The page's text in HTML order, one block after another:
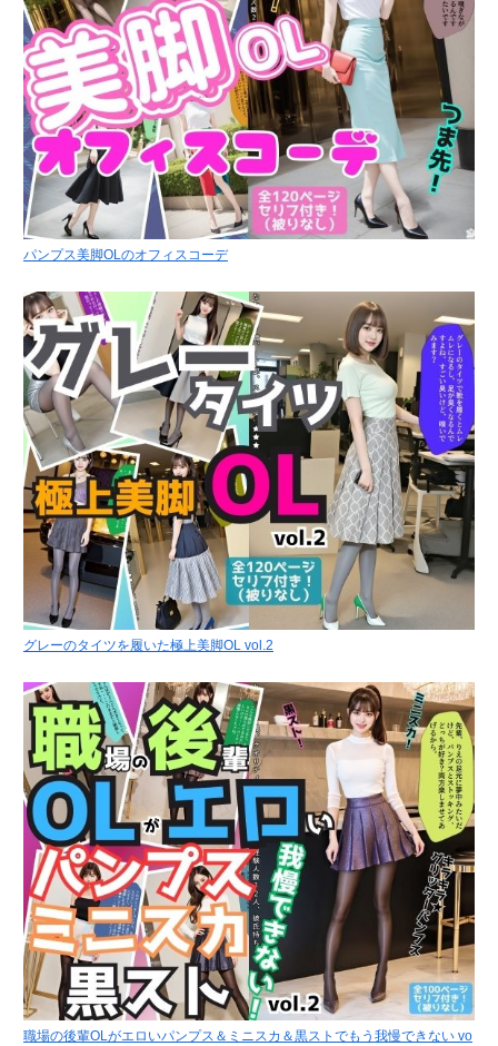
パンプス美脚OLのオフィスコーデ
グレーのタイツを履いた極上美脚OL vol.2
職場の後輩OLがエロいパンプス＆ミニスカ＆黒ストでもう我慢できない vo